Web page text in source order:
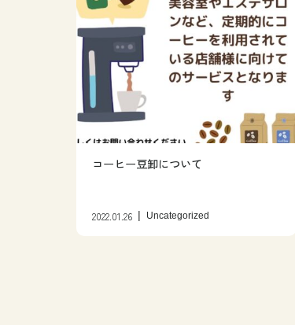
コーヒー豆卸について
2022.01.26 Uncategorized